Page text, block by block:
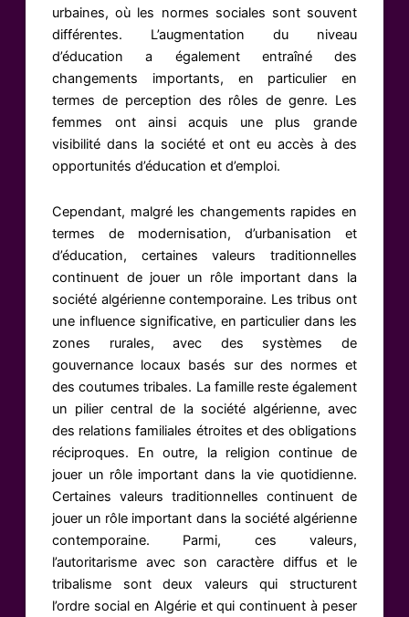
urbaines, où les normes sociales sont souvent
différentes. L’augmentation du niveau
d’éducation a également entraîné des
changements importants, en particulier en
termes de perception des rôles de genre. Les
femmes ont ainsi acquis une plus grande
visibilité dans la société et ont eu accès à des
opportunités d’éducation et d’emploi.
Cependant, malgré les changements rapides en
termes de modernisation, d’urbanisation et
d’éducation, certaines valeurs traditionnelles
continuent de jouer un rôle important dans la
société algérienne contemporaine. Les tribus ont
une influence significative, en particulier dans les
zones rurales, avec des systèmes de
gouvernance locaux basés sur des normes et
des coutumes tribales. La famille reste également
un pilier central de la société algérienne, avec
des relations familiales étroites et des obligations
réciproques. En outre, la religion continue de
jouer un rôle important dans la vie quotidienne.
Certaines valeurs traditionnelles continuent de
jouer un rôle important dans la société algérienne
contemporaine. Parmi, ces valeurs,
l’autoritarisme avec son caractère diffus et le
tribalisme sont deux valeurs qui structurent
l’ordre social en Algérie et qui continuent à peser